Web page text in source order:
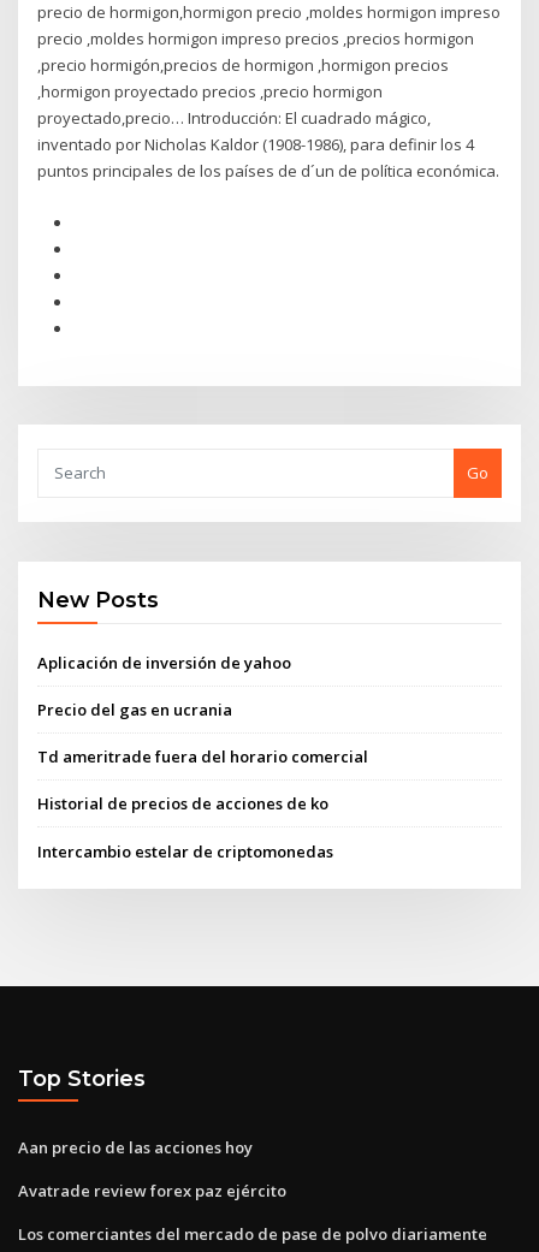
precio de hormigon,hormigon precio ,moldes hormigon impreso
precio ,moldes hormigon impreso precios ,precios hormigon
,precio hormigón,precios de hormigon ,hormigon precios
,hormigon proyectado precios ,precio hormigon
proyectado,precio… Introducción: El cuadrado mágico,
inventado por Nicholas Kaldor (1908-1986), para definir los 4
puntos principales de los países de d´un de política económica.
Go
New Posts
Aplicación de inversión de yahoo
Precio del gas en ucrania
Td ameritrade fuera del horario comercial
Historial de precios de acciones de ko
Intercambio estelar de criptomonedas
Top Stories
Aan precio de las acciones hoy
Avatrade review forex paz ejército
Los comerciantes del mercado de pase de polvo diariamente